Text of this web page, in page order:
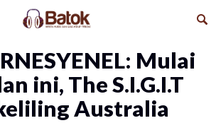
Mulai
ini, The S.I.G.I.T
Australia